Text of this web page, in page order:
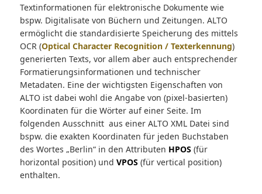
Textinformationen für elektronische Dokumente wie
bspw. Digitalisate von Büchern und Zeitungen. ALTO
ermöglicht die standardisierte Speicherung des mittels
OCR (Optical Character Recognition / Texterkennung)
generierten Texts, vor allem aber auch entsprechender
Formatierungsinformationen und technischer
Metadaten. Eine der wichtigsten Eigenschaften von
ALTO ist dabei wohl die Angabe von (pixel-basierten)
Koordinaten für die Wörter auf einer Seite. Im
folgenden Ausschnitt aus einer ALTO XML Datei sind
bspw. die exakten Koordinaten für jeden Buchstaben
des Wortes „Berlin“ in den Attributen HPOS (für
horizontal position) und VPOS (für vertical position)
enthalten.